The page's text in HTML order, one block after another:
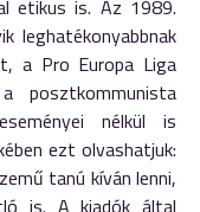
etikus is. Az 1989.
leghatékonyabbnak
a Pro Europa Liga
posztkommunista
nélkül is
ezt olvashatjuk:
tanú kíván lenni,
is. A kiadók által